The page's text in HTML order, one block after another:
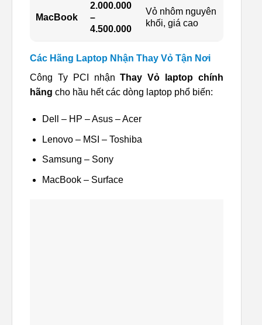
MacBook
2.000.000
–
4.500.000
Vỏ nhôm nguyên
khối, giá cao
Các Hãng Laptop Nhận Thay Vỏ Tận Nơi
Công Ty PCI nhậnThay Vỏ laptop chính
hãng cho hầu hết các dòng laptop phổ biến:
Dell – HP – Asus – Acer
Lenovo – MSI – Toshiba
Samsung – Sony
MacBook – Surface